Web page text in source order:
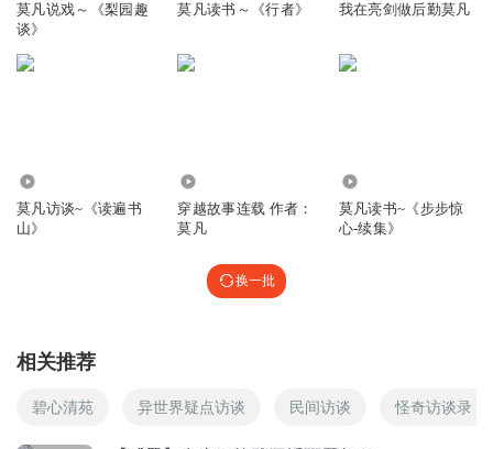
莫凡说戏～《梨园趣
谈》
莫凡读书～《行者》 我在亮剑做后勤莫凡
莫凡访谈~《读遍书
山》
穿越故事连载 作者：
莫凡
莫凡读书~《步步惊
心-续集》
换一批
相关推荐
碧心清苑 异世界疑点访谈 民间访谈 怪奇访谈录